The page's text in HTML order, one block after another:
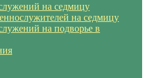
на седмицу
на седмицу
на подворье в